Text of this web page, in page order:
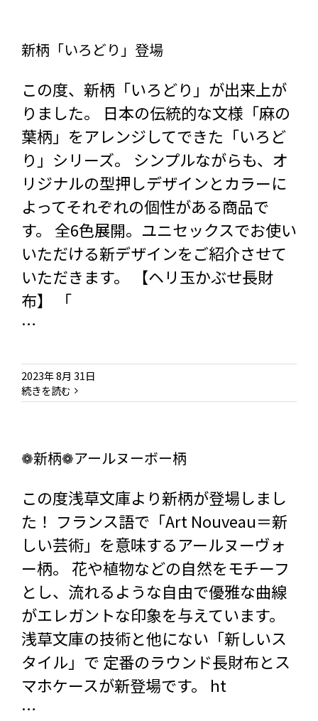
新柄「いろどり」登場
この度、新柄「いろどり」が出来上が
りました。 日本の伝統的な文様「麻の
葉柄」をアレンジしてできた「いろど
り」シリーズ。 シンプルながらも、オ
リジナルの型押しデザインとカラーに
よってそれぞれの個性がある商品で
す。 全6色展開。ユニセックスでお使い
いただける新デザインをご紹介させて
いただきます。 【ヘリ玉かぶせ長財
布】 「
…
2023年 8月 31日
続きを読む
❁新柄❁アールヌーボー柄
この度浅草文庫より新柄が登場しまし
た！ フランス語で「Art Nouveau＝新
しい芸術」を意味するアールヌーヴォ
ー柄。 花や植物などの自然をモチーフ
とし、流れるような自由で優雅な曲線
がエレガントな印象を与えています。
浅草文庫の技術と他にない「新しいス
タイル」で 定番のラウンド長財布とス
マホケースが新登場です。 ht
…